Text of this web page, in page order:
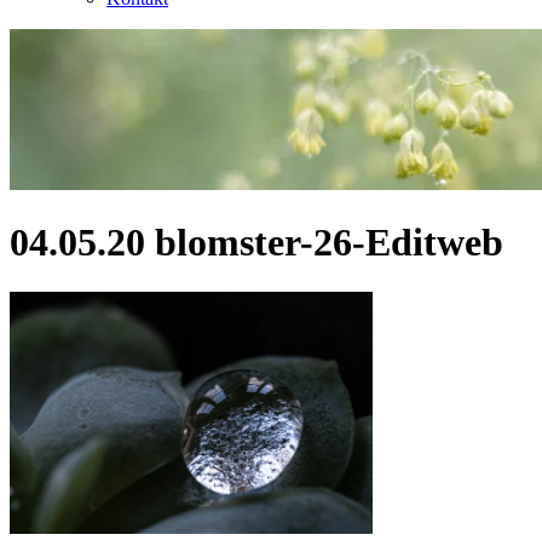
04.05.20 blomster-26-Editweb